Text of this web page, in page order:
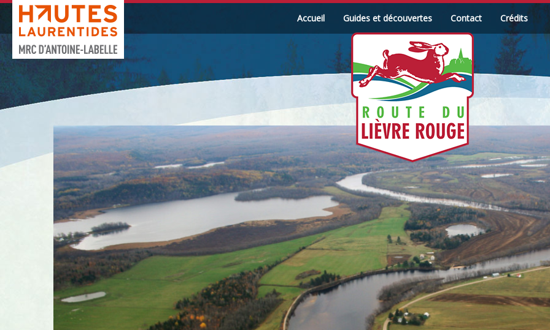
Accueil Guides et découvertes Contact Crédits